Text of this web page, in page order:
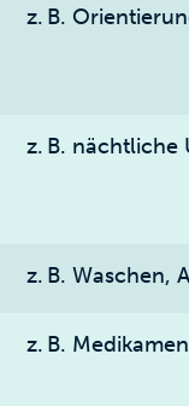
z. B.
z. B. nächtliche
z. B. Waschen,
z. B.